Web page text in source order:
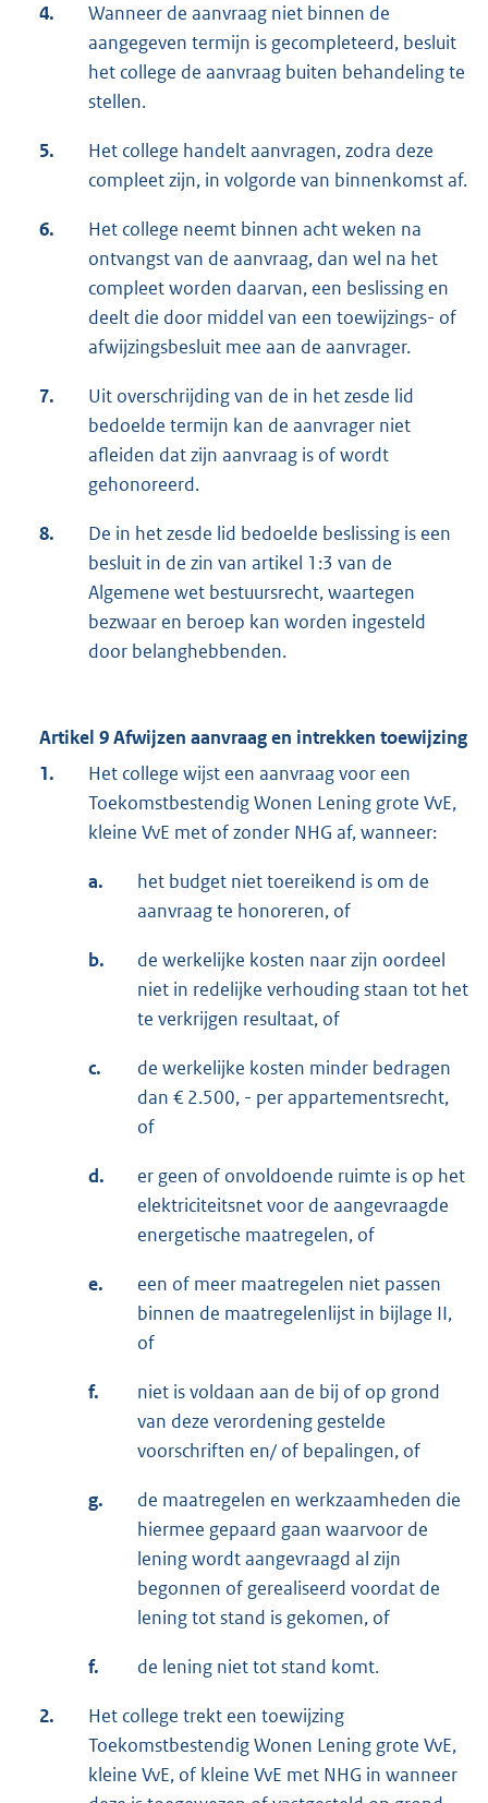
4.
Wanneer de aanvraag niet binnen de
aangegeven termijn is gecompleteerd, besluit
het college de aanvraag buiten behandeling te
stellen.
5.
Het college handelt aanvragen, zodra deze
compleet zijn, in volgorde van binnenkomst af.
6.
Het college neemt binnen acht weken na
ontvangst van de aanvraag, dan wel na het
compleet worden daarvan, een beslissing en
deelt die door middel van een toewijzings- of
afwijzingsbesluit mee aan de aanvrager.
7.
Uit overschrijding van de in het zesde lid
bedoelde termijn kan de aanvrager niet
afleiden dat zijn aanvraag is of wordt
gehonoreerd.
8.
De in het zesde lid bedoelde beslissing is een
besluit in de zin van artikel 1:3 van de
Algemene wet bestuursrecht, waartegen
bezwaar en beroep kan worden ingesteld
door belanghebbenden.
Artikel 9 Afwijzen aanvraag en intrekken toewijzing
1.
Het college wijst een aanvraag voor een
Toekomstbestendig Wonen Lening grote VvE,
kleine VvE met of zonder NHG af, wanneer:
a.
het budget niet toereikend is om de
aanvraag te honoreren, of
b.
de werkelijke kosten naar zijn oordeel
niet in redelijke verhouding staan tot het
te verkrijgen resultaat, of
c.
de werkelijke kosten minder bedragen
dan € 2.500, - per appartementsrecht,
of
d.
er geen of onvoldoende ruimte is op het
elektriciteitsnet voor de aangevraagde
energetische maatregelen, of
e.
een of meer maatregelen niet passen
binnen de maatregelenlijst in bijlage II,
of
f.
niet is voldaan aan de bij of op grond
van deze verordening gestelde
voorschriften en/ of bepalingen, of
g.
de maatregelen en werkzaamheden die
hiermee gepaard gaan waarvoor de
lening wordt aangevraagd al zijn
begonnen of gerealiseerd voordat de
lening tot stand is gekomen, of
f. de lening niet tot stand komt.
2.
Het college trekt een toewijzing
Toekomstbestendig Wonen Lening grote VvE,
kleine VvE, of kleine VvE met NHG in wanneer